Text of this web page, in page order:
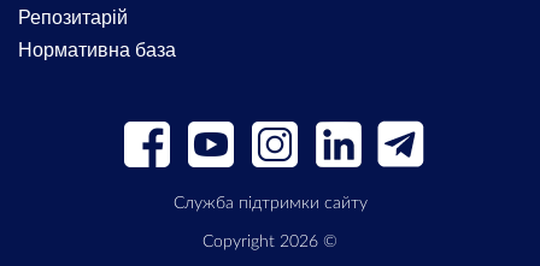
Репозитарій
Нормативна база
Служба підтримки сайту
Copyright 2026 ©